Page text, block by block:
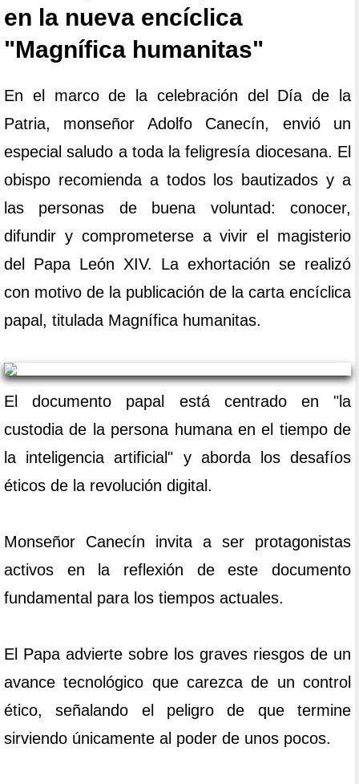
en la nueva encíclica
"Magnífica humanitas"
En el marco de la celebración del Día de la
Patria, monseñor Adolfo Canecín, envió un
especial saludo a toda la feligresía diocesana. El
obispo recomienda a todos los bautizados y a
las personas de buena voluntad: conocer,
difundir y comprometerse a vivir el magisterio
del Papa León XIV. La exhortación se realizó
con motivo de la publicación de la carta encíclica
papal, titulada Magnífica humanitas.
El documento papal está centrado en "la
custodia de la persona humana en el tiempo de
la inteligencia artificial" y aborda los desafíos
éticos de la revolución digital.
Monseñor Canecín invita a ser protagonistas
activos en la reflexión de este documento
fundamental para los tiempos actuales.
El Papa advierte sobre los graves riesgos de un
avance tecnológico que carezca de un control
ético, señalando el peligro de que termine
sirviendo únicamente al poder de unos pocos.